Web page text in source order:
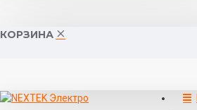
КОРЗИНА